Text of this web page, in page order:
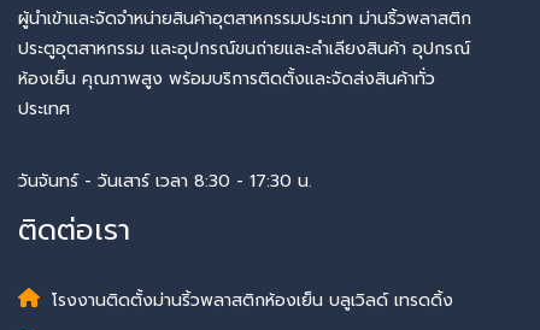
ผู้นำเข้าและจัดจำหน่ายสินค้าอุตสาหกรรมประเภท ม่านริ้วพลาสติก
ประตูอุตสาหกรรม และอุปกรณ์ขนถ่ายและลำเลียงสินค้า อุปกรณ์
ห้องเย็น คุณภาพสูง พร้อมบริการติดตั้งและจัดส่งสินค้าทั่ว
ประเทศ
วันจันทร์ - วันเสาร์ เวลา 8:30 - 17:30 น.
ติดต่อเรา
โรงงานติดตั้งม่านริ้วพลาสติกห้องเย็น บลูเวิลด์ เทรดดิ้ง